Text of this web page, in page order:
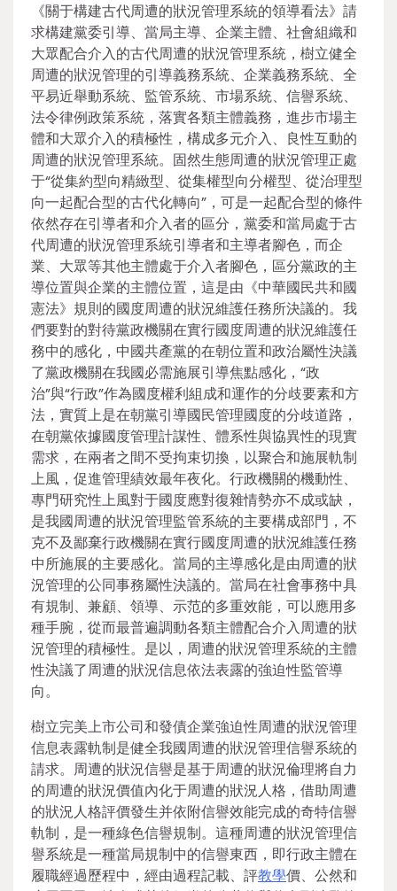
《關于構建古代周遭的狀況管理系統的領導看法》請
求構建黨委引導、當局主導、企業主體、社會組織和
大眾配合介入的古代周遭的狀況管理系統，樹立健全
周遭的狀況管理的引導義務系統、企業義務系統、全
平易近舉動系統、監管系統、市場系統、信譽系統、
法令律例政策系統，落實各類主體義務，進步市場主
體和大眾介入的積極性，構成多元介入、良性互動的
周遭的狀況管理系統。固然生態周遭的狀況管理正處
于“從集約型向精緻型、從集權型向分權型、從治理型
向一起配合型的古代化轉向”，可是一起配合型的條件
依然存在引導者和介入者的區分，黨委和當局處于古
代周遭的狀況管理系統引導者和主導者腳色，而企
業、大眾等其他主體處于介入者腳色，區分黨政的主
導位置與企業的主體位置，這是由《中華國民共和國
憲法》規則的國度周遭的狀況維護任務所決議的。我
們要對的對待黨政機關在實行國度周遭的狀況維護任
務中的感化，中國共產黨的在朝位置和政治屬性決議
了黨政機關在我國必需施展引導焦點感化，“政
治”與“行政”作為國度權利組成和運作的分歧要素和方
法，實質上是在朝黨引導國民管理國度的分歧道路，
在朝黨依據國度管理計謀性、體系性與協異性的現實
需求，在兩者之間不受拘束切換，以聚合和施展軌制
上風，促進管理績效最年夜化。行政機關的機動性、
專門研究性上風對于國度應對復雜情勢亦不成或缺，
是我國周遭的狀況管理監管系統的主要構成部門，不
克不及鄙棄行政機關在實行國度周遭的狀況維護任務
中所施展的主要感化。當局的主導感化是由周遭的狀
況管理的公同事務屬性決議的。當局在社會事務中具
有規制、兼顧、領導、示范的多重效能，可以應用多
種手腕，從而最普遍調動各類主體配合介入周遭的狀
況管理的積極性。是以，周遭的狀況管理系統的主體
性決議了周遭的狀況信息依法表露的強迫性監管導
向。
樹立完美上市公司和發債企業強迫性周遭的狀況管理
信息表露軌制是健全我國周遭的狀況管理信譽系統的
請求。周遭的狀況信譽是基于周遭的狀況倫理將自力
的周遭的狀況價值內化于周遭的狀況人格，借助周遭
的狀況人格評價發生并依附信譽效能完成的奇特信譽
軌制，是一種綠色信譽規制。這種周遭的狀況管理信
譽系統是一種當局規制中的信譽東西，即行政主體在
履職經過歷程中，經由過程記載、評教學價、公然和